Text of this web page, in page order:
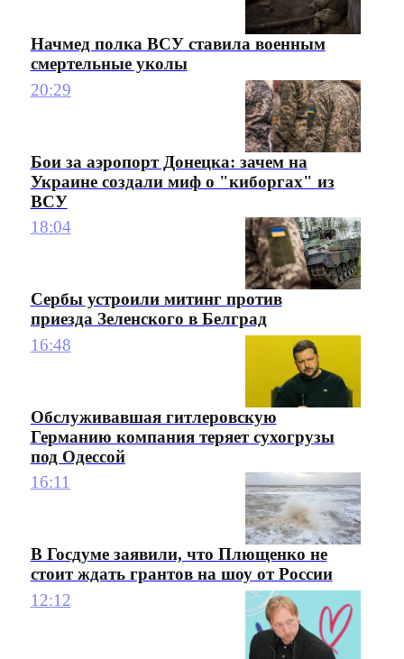
Начмед полка ВСУ ставила военным
смертельные уколы
20:29
Бои за аэропорт Донецка: зачем на
Украине создали миф о "киборгах" из
ВСУ
18:04
Сербы устроили митинг против
приезда Зеленского в Белград
16:48
Обслуживавшая гитлеровскую
Германию компания теряет сухогрузы
под Одессой
16:11
В Госдуме заявили, что Плющенко не
стоит ждать грантов на шоу от России
12:12